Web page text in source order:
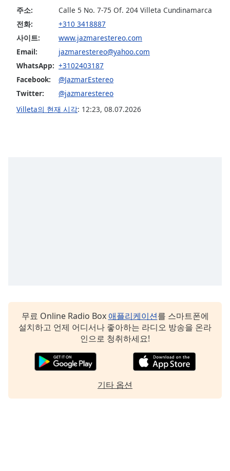
Opacity
Caption
Area
Background
Color
Opacity
Modal
주소:
Calle 5 No. 7-75 Of. 204 Villeta Cundinamarca
전화:
+310 3418887
사이트:
www.jazmarestereo.com
Email:
jazmarestereo@yahoo.com
WhatsApp: +3102403187
Facebook:
@JazmarEstereo
Twitter:
@jazmarestereo
Villeta의 현재 시각: 12:23, 08.07.2026
무료 Online Radio Box 애플리케이션를 스마트폰에
설치하고 언제 어디서나 좋아하는 라디오 방송을 온라
인으로 청취하세요!
기타 옵션